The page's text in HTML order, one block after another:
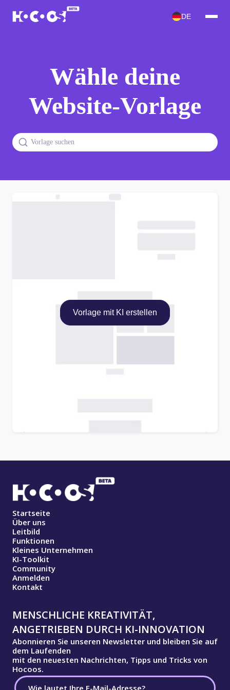
DE
Wähle deine
Website-Vorlage
Vorlage mit KI erstellen
Startseite
Über uns
Leitbild
Funktionen
Kleines Unternehmen
KI-Toolkit
Community
Anmelden
Kontakt
MENSCHLICHE KREATIVITÄT,
ANGETRIEBEN DURCH KI-INNOVATION
Abonnieren Sie unseren Newsletter und bleiben Sie auf
dem Laufenden
mit den neuesten Nachrichten, Tipps und Tricks von
Hocoos.